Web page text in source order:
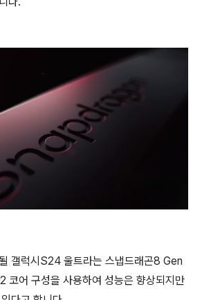
갤럭시S24 울트라는 스냅드래곤8 Gen
코어 구성을 사용하여 성능은 향상되지만